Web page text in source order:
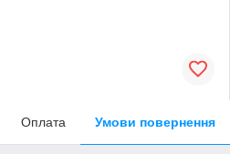
Оплата Умови повернення